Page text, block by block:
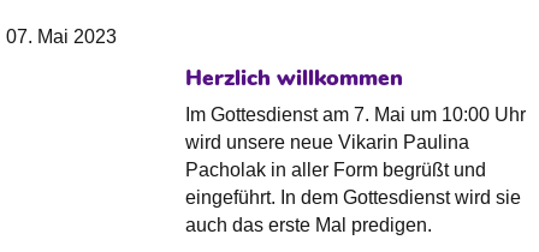
07. Mai 2023
Herzlich willkommen
Im Gottesdienst am 7. Mai um 10:00 Uhr
wird unsere neue Vikarin Paulina
Pacholak in aller Form begrüßt und
eingeführt. In dem Gottesdienst wird sie
auch das erste Mal predigen.